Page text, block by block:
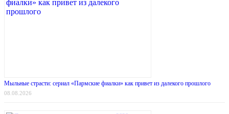
Мыльные страсти: сериал «Пармские фиалки» как привет из далекого прошлого
08.08.2026